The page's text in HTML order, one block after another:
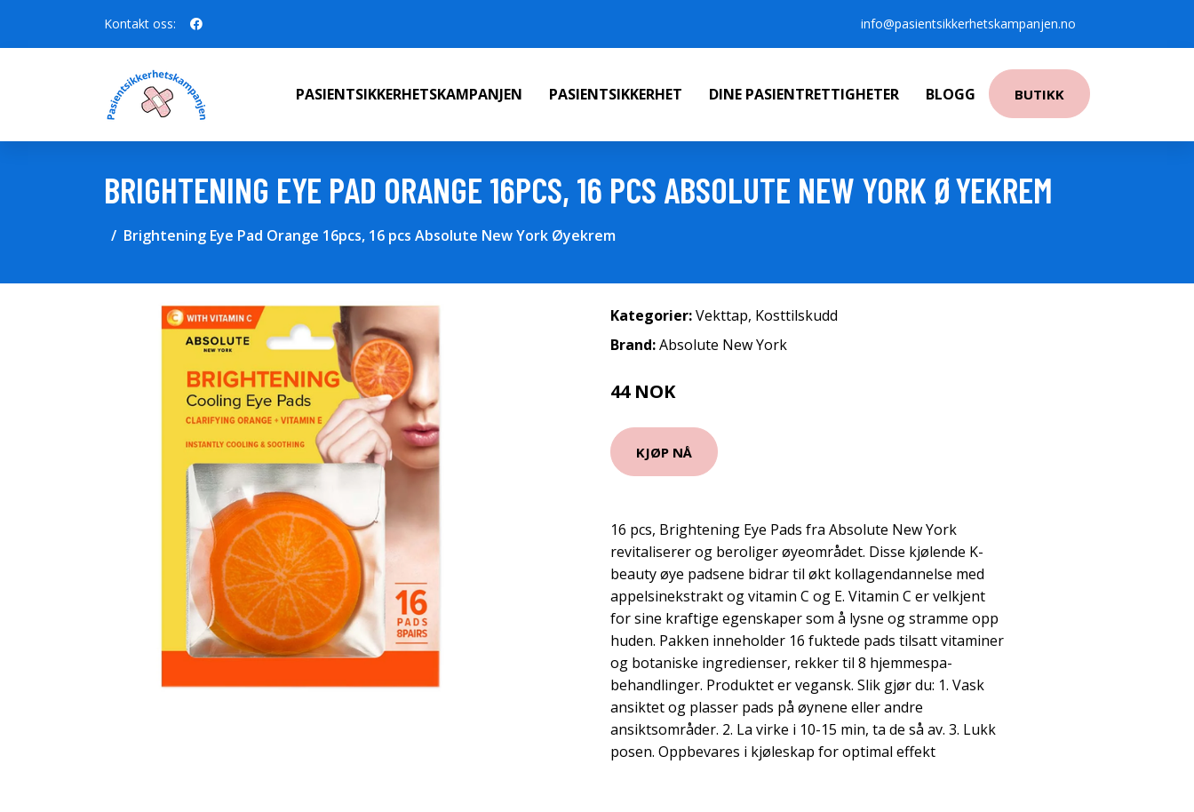
Kontakt oss: info@pasientsikkerhetskampanjen.no
PASIENTSIKKERHETSKAMPANJEN PASIENTSIKKERHET DINE PASIENTRETTIGHETER BLOGG BUTIKK
BRIGHTENING EYE PAD ORANGE 16PCS, 16 PCS ABSOLUTE NEW YORK ØYEKREM
Brightening Eye Pad Orange 16pcs, 16 pcs Absolute New York Øyekrem
Kategorier:Vekttap, Kosttilskudd
Brand:Absolute New York
44 NOK
KJØP NÅ
16 pcs, Brightening Eye Pads fra Absolute New York
revitaliserer og beroliger øyeområdet. Disse kjølende K-
beauty øye padsene bidrar til økt kollagendannelse med
appelsinekstrakt og vitamin C og E. Vitamin C er velkjent
for sine kraftige egenskaper som å lysne og stramme opp
huden. Pakken inneholder 16 fuktede pads tilsatt vitaminer
og botaniske ingredienser, rekker til 8 hjemmespa-
behandlinger. Produktet er vegansk. Slik gjør du: 1. Vask
ansiktet og plasser pads på øynene eller andre
ansiktsområder. 2. La virke i 10-15 min, ta de så av. 3. Lukk
posen. Oppbevares i kjøleskap for optimal effekt